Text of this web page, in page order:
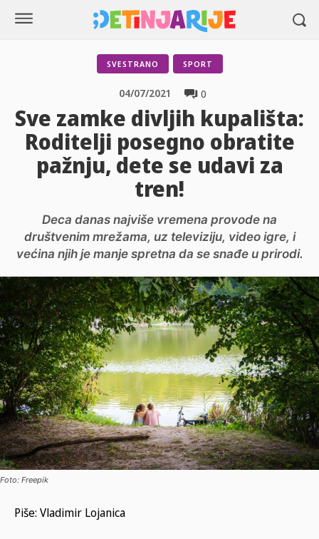
SVESTRANO SPORT
0
04/07/2021
Sve zamke divljih kupališta:
Roditelji posegno obratite
pažnju, dete se udavi za
tren!
Deca danas najviše vremena provode na
društvenim mrežama, uz televiziju, video igre, i
većina njih je manje spretna da se snađe u prirodi.
Foto: Freepik
Piše: Vladimir Lojanica